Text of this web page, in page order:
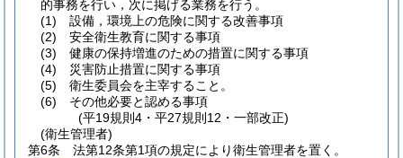
的事務を行い，次に掲げる業務を行う。
(1)
設備，環境上の危険に関する改善事項
(2)
安全衛生教育に関する事項
(3)
健康の保持増進のための措置に関する事項
(4)
災害防止措置に関する事項
(5)
衛生委員会を主宰すること。
(6)
その他必要と認める事項
(平19規則4・平27規則12・一部改正)
(衛生管理者)
第6条
法第12条第1項の規定により衛生管理者を置く。